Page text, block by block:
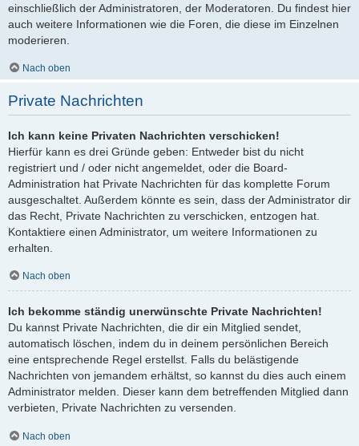
einschließlich der Administratoren, der Moderatoren. Du findest hier
auch weitere Informationen wie die Foren, die diese im Einzelnen
moderieren.
Nach oben
Private Nachrichten
Ich kann keine Privaten Nachrichten verschicken!
Hierfür kann es drei Gründe geben: Entweder bist du nicht
registriert und / oder nicht angemeldet, oder die Board-
Administration hat Private Nachrichten für das komplette Forum
ausgeschaltet. Außerdem könnte es sein, dass der Administrator dir
das Recht, Private Nachrichten zu verschicken, entzogen hat.
Kontaktiere einen Administrator, um weitere Informationen zu
erhalten.
Nach oben
Ich bekomme ständig unerwünschte Private Nachrichten!
Du kannst Private Nachrichten, die dir ein Mitglied sendet,
automatisch löschen, indem du in deinem persönlichen Bereich
eine entsprechende Regel erstellst. Falls du belästigende
Nachrichten von jemandem erhältst, so kannst du dies auch einem
Administrator melden. Dieser kann dem betreffenden Mitglied dann
verbieten, Private Nachrichten zu versenden.
Nach oben